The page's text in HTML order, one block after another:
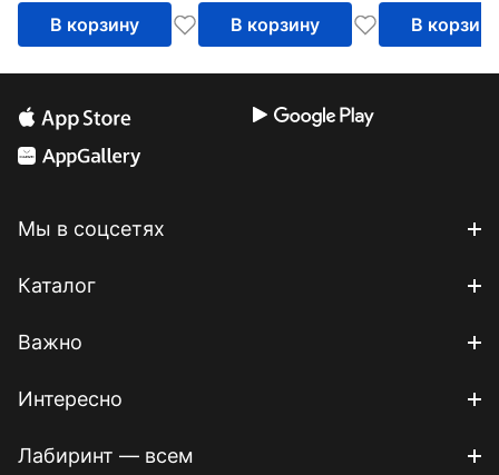
В корзину В корзину В корзину
Мы в соцсетях
Каталог
Важно
Интересно
Лабиринт — всем